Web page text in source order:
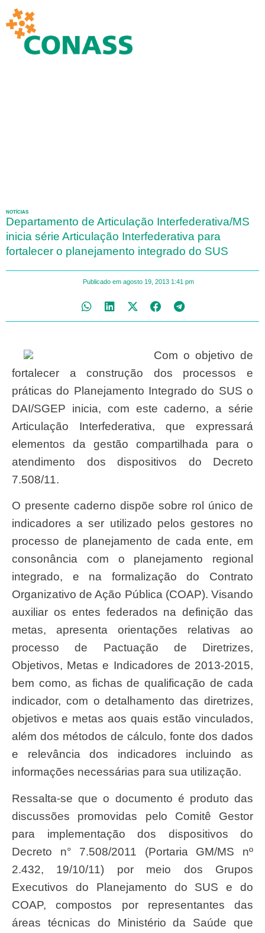
NOTÍCIAS
Departamento de Articulação Interfederativa/MS
inicia série Articulação Interfederativa para
fortalecer o planejamento integrado do SUS
Publicado em agosto 19, 2013 1:41 pm
Com o objetivo de
fortalecer a construção dos processos e
práticas do Planejamento Integrado do SUS o
DAI/SGEP inicia, com este caderno, a série
Articulação Interfederativa, que expressará
elementos da gestão compartilhada para o
atendimento dos dispositivos do Decreto
7.508/11.
O presente caderno dispõe sobre rol único de
indicadores a ser utilizado pelos gestores no
processo de planejamento de cada ente, em
consonância com o planejamento regional
integrado, e na formalização do Contrato
Organizativo de Ação Pública (COAP). Visando
auxiliar os entes federados na definição das
metas, apresenta orientações relativas ao
processo de Pactuação de Diretrizes,
Objetivos, Metas e Indicadores de 2013-2015,
bem como, as fichas de qualificação de cada
indicador, com o detalhamento das diretrizes,
objetivos e metas aos quais estão vinculados,
além dos métodos de cálculo, fonte dos dados
e relevância dos indicadores incluindo as
informações necessárias para sua utilização.
Ressalta-se que o documento é produto das
discussões promovidas pelo Comitê Gestor
para implementação dos dispositivos do
Decreto n° 7.508/2011 (Portaria GM/MS nº
2.432, 19/10/11) por meio dos Grupos
Executivos do Planejamento do SUS e do
COAP, compostos por representantes das
áreas técnicas do Ministério da Saúde que